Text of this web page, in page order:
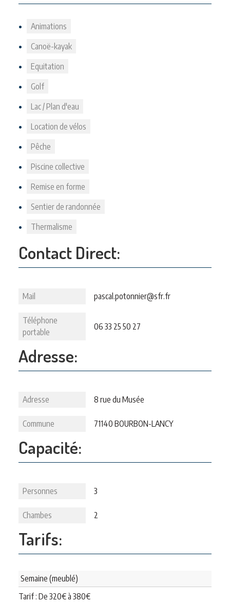
Animations
Canoë-kayak
Equitation
Golf
Lac / Plan d'eau
Location de vélos
Pêche
Piscine collective
Remise en forme
Sentier de randonnée
Thermalisme
Contact Direct:
Mail pascal.potonnier@sfr.fr
Téléphone
portable
06 33 25 50 27
Adresse:
Adresse 8 rue du Musée
Commune 71140 BOURBON-LANCY
Capacité:
Personnes 3
Chambes 2
Tarifs:
Semaine (meublé)
Tarif : De 320€à 380€